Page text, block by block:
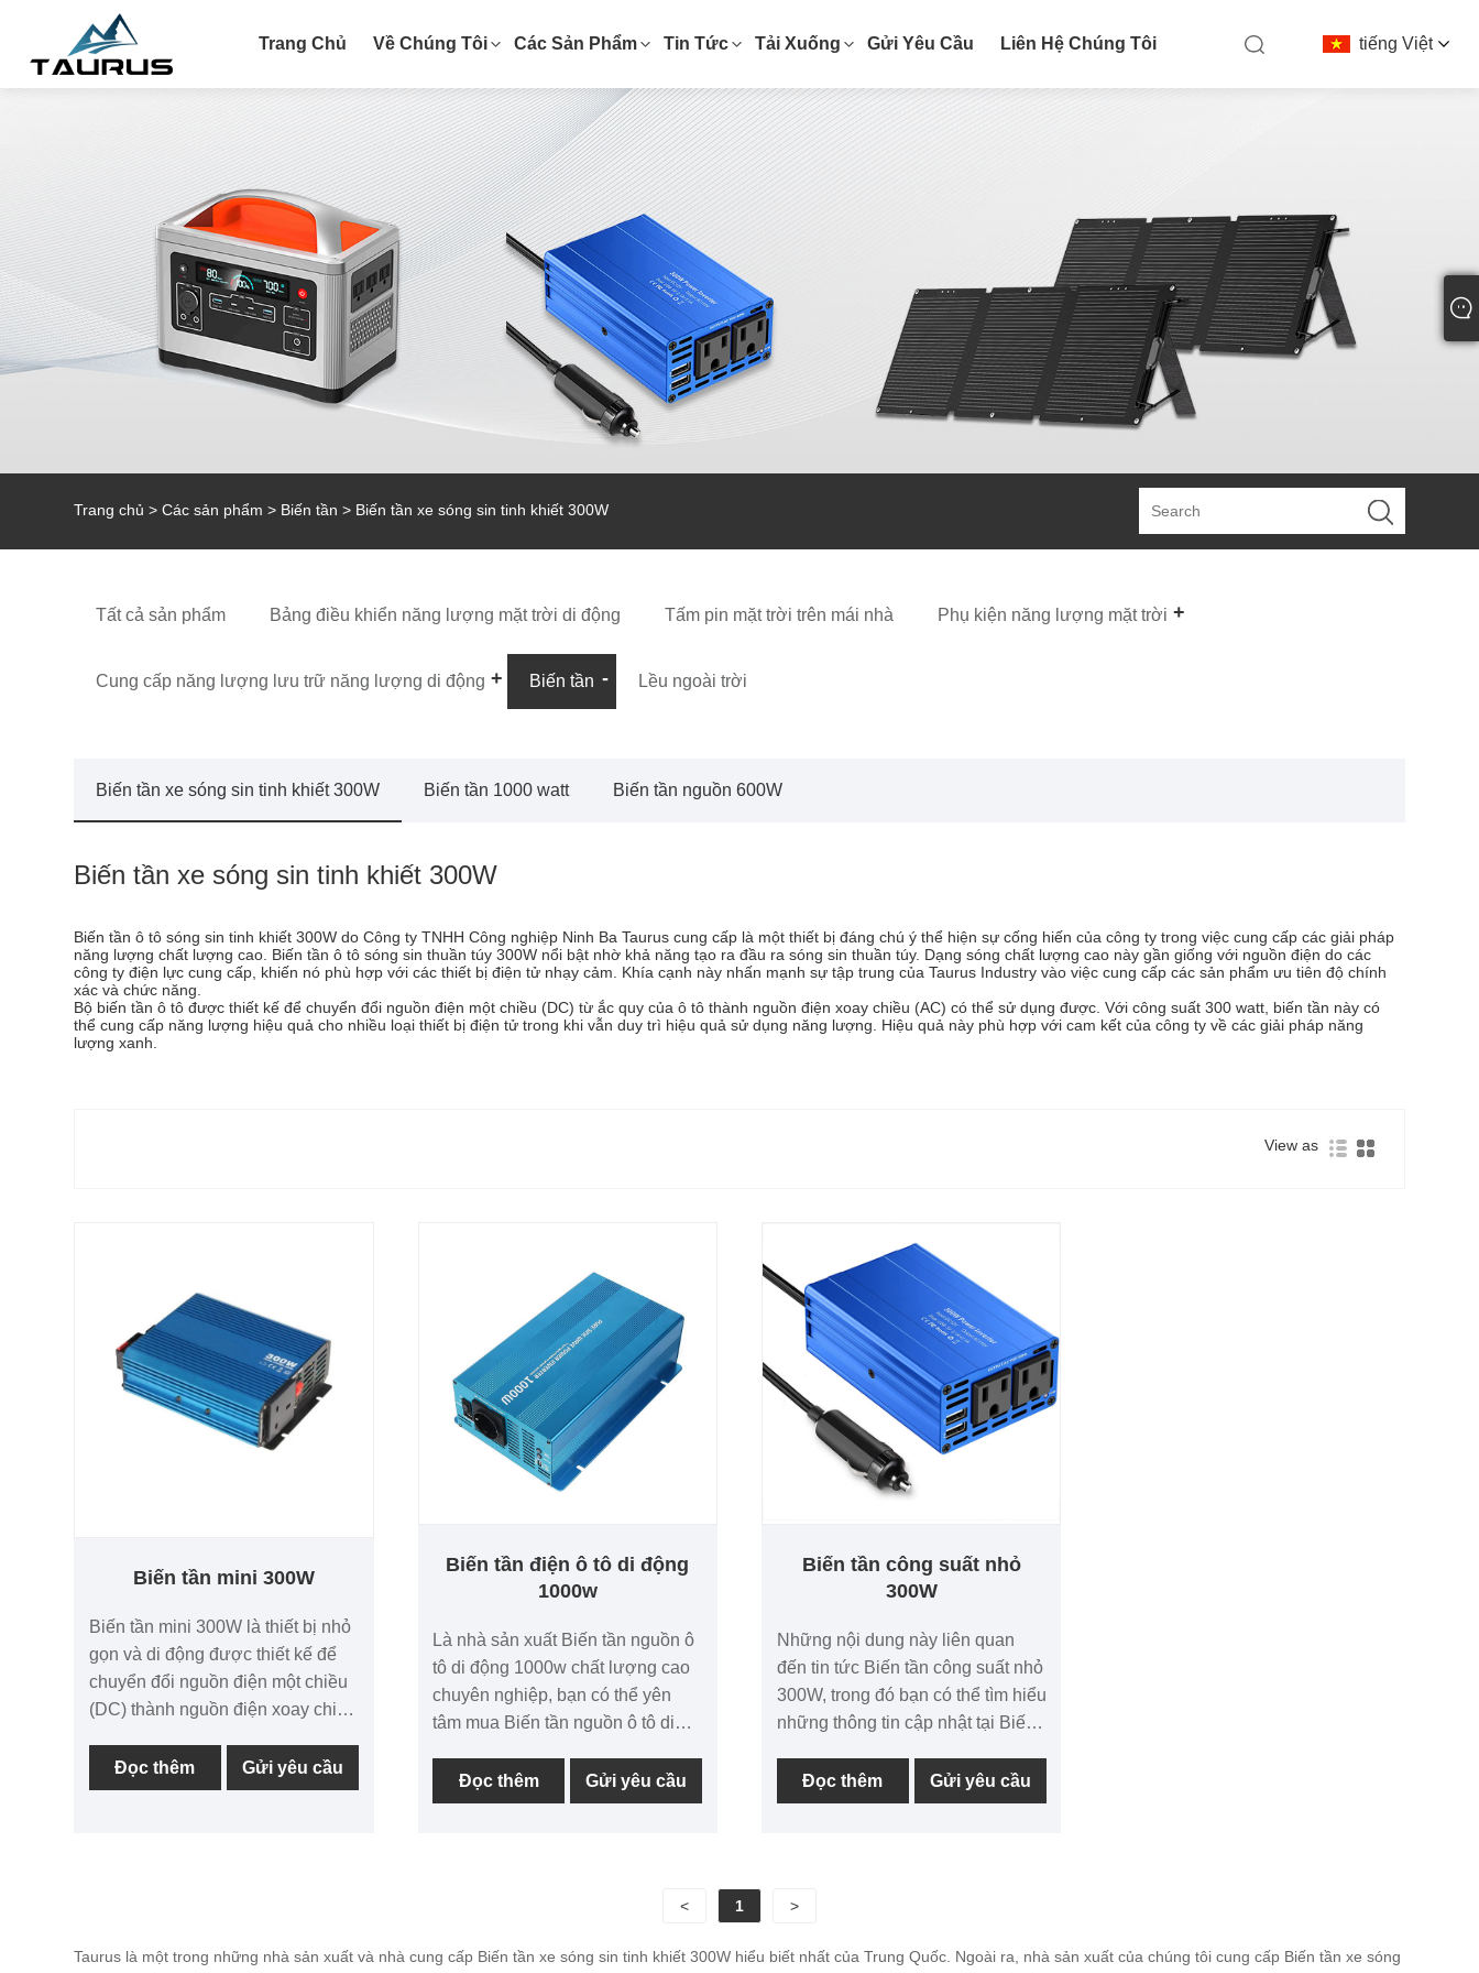
tiếng Việt
Trang Chủ Về Chúng Tôi Các Sản Phẩm Tin Tức Tải Xuống Gửi Yêu Cầu Liên Hệ Chúng Tôi
Trang chủ > Các sản phẩm > Biến tần > Biến tần xe sóng sin tinh khiết 300W
Tất cả sản phẩm Bảng điều khiển năng lượng mặt trời di động Tấm pin mặt trời trên mái nhà Phụ kiện năng lượng mặt trời
Cung cấp năng lượng lưu trữ năng lượng di động Biến tần Lều ngoài trời
Biến tần xe sóng sin tinh khiết 300W Biến tần 1000 watt Biến tần nguồn 600W
Biến tần xe sóng sin tinh khiết 300W
Biến tần ô tô sóng sin tinh khiết 300W do Công ty TNHH Công nghiệp Ninh Ba Taurus cung cấp là một thiết bị đáng chú ý thể hiện sự cống hiến của công ty trong việc cung cấp các giải pháp
năng lượng chất lượng cao. Biến tần ô tô sóng sin thuần túy 300W nổi bật nhờ khả năng tạo ra đầu ra sóng sin thuần túy. Dạng sóng chất lượng cao này gần giống với nguồn điện do các
công ty điện lực cung cấp, khiến nó phù hợp với các thiết bị điện tử nhạy cảm. Khía cạnh này nhấn mạnh sự tập trung của Taurus Industry vào việc cung cấp các sản phẩm ưu tiên độ chính
xác và chức năng.
Bộ biến tần ô tô được thiết kế để chuyển đổi nguồn điện một chiều (DC) từ ắc quy của ô tô thành nguồn điện xoay chiều (AC) có thể sử dụng được. Với công suất 300 watt, biến tần này có
thể cung cấp năng lượng hiệu quả cho nhiều loại thiết bị điện tử trong khi vẫn duy trì hiệu quả sử dụng năng lượng. Hiệu quả này phù hợp với cam kết của công ty về các giải pháp năng
lượng xanh.
View as
Biến tần mini 300W
Biến tần mini 300W là thiết bị nhỏ
gọn và di động được thiết kế để
chuyển đổi nguồn điện một chiều
(DC) thành nguồn điện xoay chiều
năng cung cấp công suất đầu ra
tối đa 300 watt, phù hợp để chạy
theo, vận chuyển. Tính di động
Đọc thêm Gửi yêu cầu
Biến tần điện ô tô di động
1000w
Là nhà sản xuất Biến tần nguồn ô
tô di động 1000w chất lượng cao
chuyên nghiệp, bạn có thể yên
tâm mua Biến tần nguồn ô tô di
chúng tôi và chúng tôi sẽ cung cấp
cho bạn dịch vụ sau bán hàng tốt
Đọc thêm Gửi yêu cầu
Biến tần công suất nhỏ
300W
Những nội dung này liên quan
đến tin tức Biến tần công suất nhỏ
300W, trong đó bạn có thể tìm hiểu
những thông tin cập nhật tại Biến
giúp bạn hiểu rõ hơn và mở rộng
thị trường Biến tần công suất nhỏ
tôi khuyên bạn nên thu thập trang
Đọc thêm Gửi yêu cầu
< 1 >
Taurus là một trong những nhà sản xuất và nhà cung cấp Biến tần xe sóng sin tinh khiết 300W hiểu biết nhất của Trung Quốc. Ngoài ra, nhà sản xuất của chúng tôi cung cấp Biến tần xe sóng